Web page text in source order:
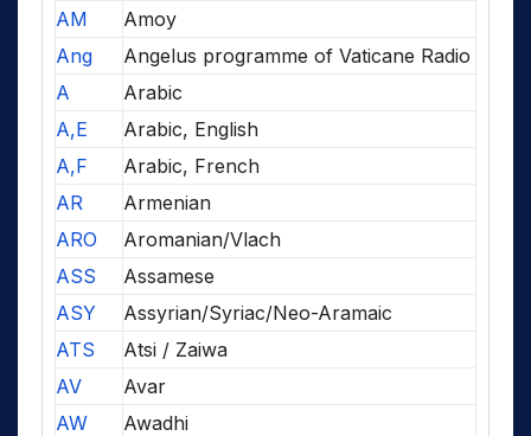
AM
Amoy
Ang
Angelus programme of Vaticane Radio
A
Arabic
A,E
Arabic, English
A,F
Arabic, French
AR
Armenian
ARO
Aromanian/Vlach
ASS
Assamese
ASY
Assyrian/Syriac/Neo-Aramaic
ATS
Atsi / Zaiwa
AV
Avar
AW
Awadhi